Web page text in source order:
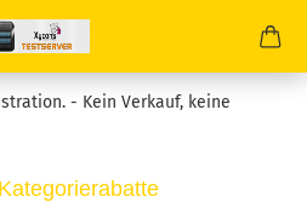
- Kein Verkauf, keine